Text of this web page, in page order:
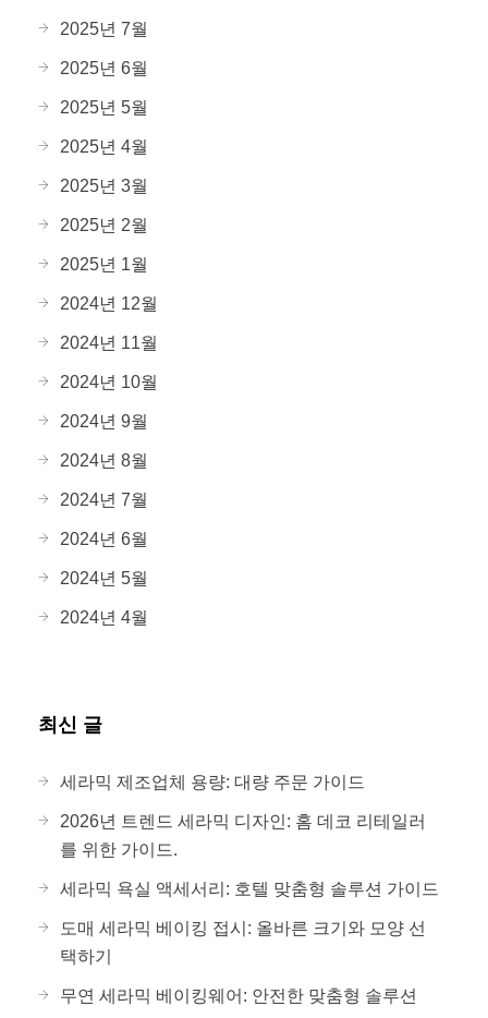
2025년 7월
2025년 6월
2025년 5월
2025년 4월
2025년 3월
2025년 2월
2025년 1월
2024년 12월
2024년 11월
2024년 10월
2024년 9월
2024년 8월
2024년 7월
2024년 6월
2024년 5월
2024년 4월
최신 글
세라믹 제조업체 용량: 대량 주문 가이드
2026년 트렌드 세라믹 디자인: 홈 데코 리테일러
를 위한 가이드.
세라믹 욕실 액세서리: 호텔 맞춤형 솔루션 가이드
도매 세라믹 베이킹 접시: 올바른 크기와 모양 선
택하기
무연 세라믹 베이킹웨어: 안전한 맞춤형 솔루션